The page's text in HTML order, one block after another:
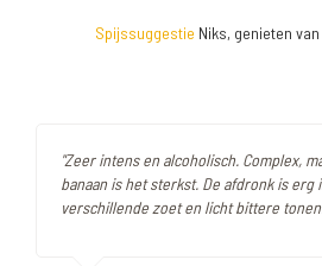
Spijssuggestie Niks, genieten
"Zeer intens en alcoholisch. Complex,
banaan is het sterkst. De afdronk is erg
verschillende zoet en licht bittere